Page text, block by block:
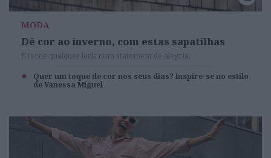
MODA
Dê cor ao inverno, com estas sapatilhas
E torne qualquer look num statement de alegria.
Quer um toque de cor nos seus dias? Inspire-se no estilo
de Vanessa Miguel